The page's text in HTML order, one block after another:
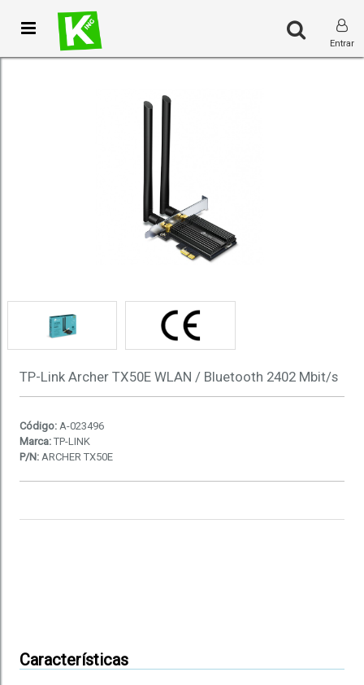
Toggle
navigation
Entrar
TP-Link Archer TX50E WLAN / Bluetooth 2402 Mbit/s
Código:A-023496
Marca:TP-LINK
P/N:ARCHER TX50E
Características